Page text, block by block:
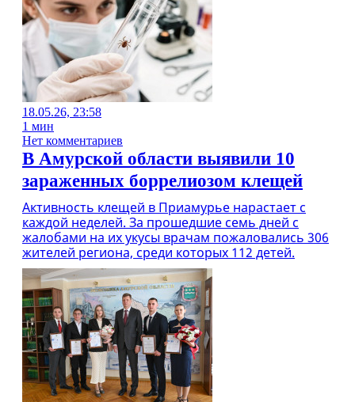
18.05.26, 23:58
1 мин
Нет комментариев
В Амурской области выявили 10
зараженных боррелиозом клещей
Активность клещей в Приамурье нарастает с
каждой неделей. За прошедшие семь дней с
жалобами на их укусы врачам пожаловались 306
жителей региона, среди которых 112 детей.